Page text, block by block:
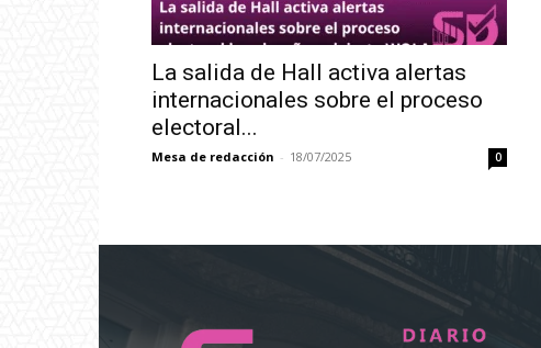
La salida de Hall activa alertas
internacionales sobre el proceso
electoral...
Mesa de redacción - 18/07/2025 0